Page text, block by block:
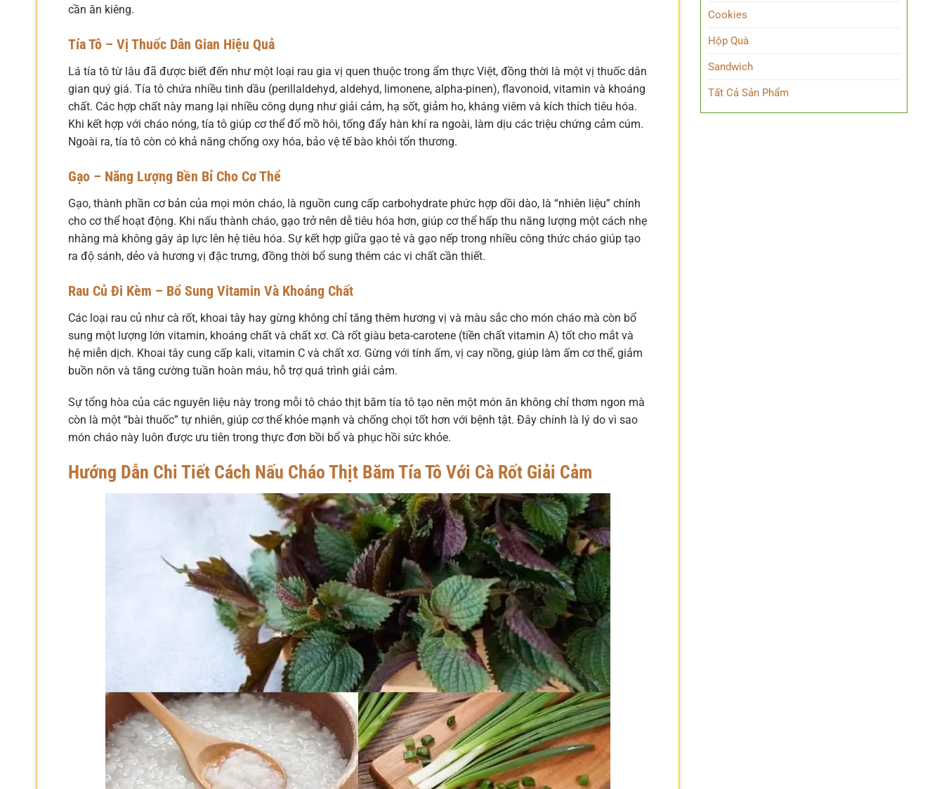
cần ăn kiêng.
Tía Tô – Vị Thuốc Dân Gian Hiệu Quả
Lá tía tô từ lâu đã được biết đến như một loại rau gia vị quen thuộc trong ẩm thực Việt, đồng thời là một vị thuốc dân
gian quý giá. Tía tô chứa nhiều tinh dầu (perillaldehyd, aldehyd, limonene, alpha-pinen), flavonoid, vitamin và khoáng
chất. Các hợp chất này mang lại nhiều công dụng như giải cảm, hạ sốt, giảm ho, kháng viêm và kích thích tiêu hóa.
Khi kết hợp với cháo nóng, tía tô giúp cơ thể đổ mồ hôi, tống đẩy hàn khí ra ngoài, làm dịu các triệu chứng cảm cúm.
Ngoài ra, tía tô còn có khả năng chống oxy hóa, bảo vệ tế bào khỏi tổn thương.
Gạo – Năng Lượng Bền Bỉ Cho Cơ Thể
Gạo, thành phần cơ bản của mọi món cháo, là nguồn cung cấp carbohydrate phức hợp dồi dào, là “nhiên liệu” chính
cho cơ thể hoạt động. Khi nấu thành cháo, gạo trở nên dễ tiêu hóa hơn, giúp cơ thể hấp thu năng lượng một cách nhẹ
nhàng mà không gây áp lực lên hệ tiêu hóa. Sự kết hợp giữa gạo tẻ và gạo nếp trong nhiều công thức cháo giúp tạo
ra độ sánh, dẻo và hương vị đặc trưng, đồng thời bổ sung thêm các vi chất cần thiết.
Rau Củ Đi Kèm – Bổ Sung Vitamin Và Khoáng Chất
Các loại rau củ như cà rốt, khoai tây hay gừng không chỉ tăng thêm hương vị và màu sắc cho món cháo mà còn bổ
sung một lượng lớn vitamin, khoáng chất và chất xơ. Cà rốt giàu beta-carotene (tiền chất vitamin A) tốt cho mắt và
hệ miễn dịch. Khoai tây cung cấp kali, vitamin C và chất xơ. Gừng với tính ấm, vị cay nồng, giúp làm ấm cơ thể, giảm
buồn nôn và tăng cường tuần hoàn máu, hỗ trợ quá trình giải cảm.
Sự tổng hòa của các nguyên liệu này trong mỗi tô cháo thịt băm tía tô tạo nên một món ăn không chỉ thơm ngon mà
còn là một “bài thuốc” tự nhiên, giúp cơ thể khỏe mạnh và chống chọi tốt hơn với bệnh tật. Đây chính là lý do vì sao
món cháo này luôn được ưu tiên trong thực đơn bồi bổ và phục hồi sức khỏe.
Hướng Dẫn Chi Tiết Cách Nấu Cháo Thịt Băm Tía Tô Với Cà Rốt Giải Cảm
Cookies
Hộp Quà
Sandwich
Tất Cả Sản Phẩm